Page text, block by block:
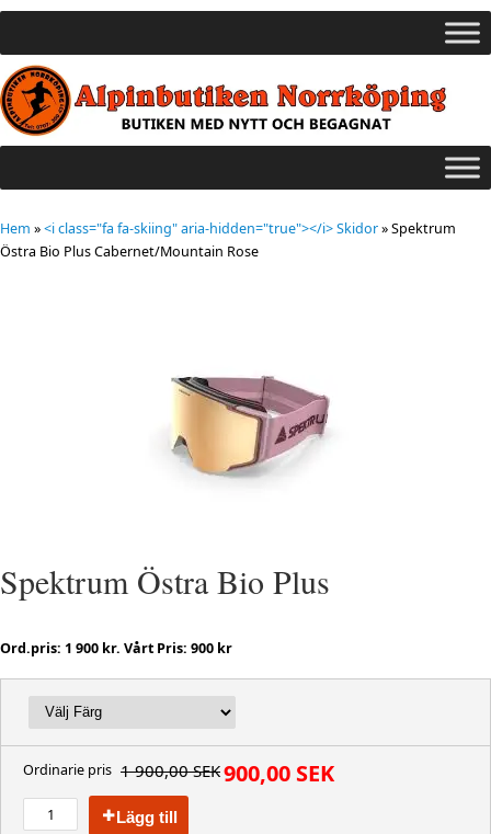
Hem »<i class="fa fa-skiing" aria-hidden="true"></i> Skidor»Spektrum
Östra Bio Plus Cabernet/Mountain Rose
Spektrum Östra Bio Plus
Ord.pris: 1 900 kr. Vårt Pris: 900 kr
Ordinarie pris 1 900,00 SEK900,00 SEK
Lägg till